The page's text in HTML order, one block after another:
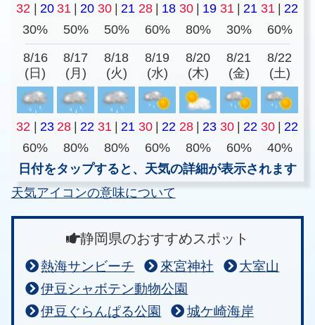
32 | 20 31 | 20 30 | 21 28 | 18 30 | 19 31 | 21 31 | 22
30%
50% 50% 60% 80% 30% 60%
8/16
(日)
8/17
(月)
8/18
(火)
8/19
(水)
8/20
(木)
8/21
(金)
8/22
(土)
32 23 28 22 31 21 30 22 28 23 30 22 30
22
60%
80% 80% 60% 80% 60%
40%
日付をタップすると、天気の詳細が表示されます
天気アイコンの意味について
静岡県のおすすめスポット
熱海サンビーチ 來宮神社
大室山
伊豆シャボテン動物公園
伊豆ぐらんぱる公園
城ケ崎海岸